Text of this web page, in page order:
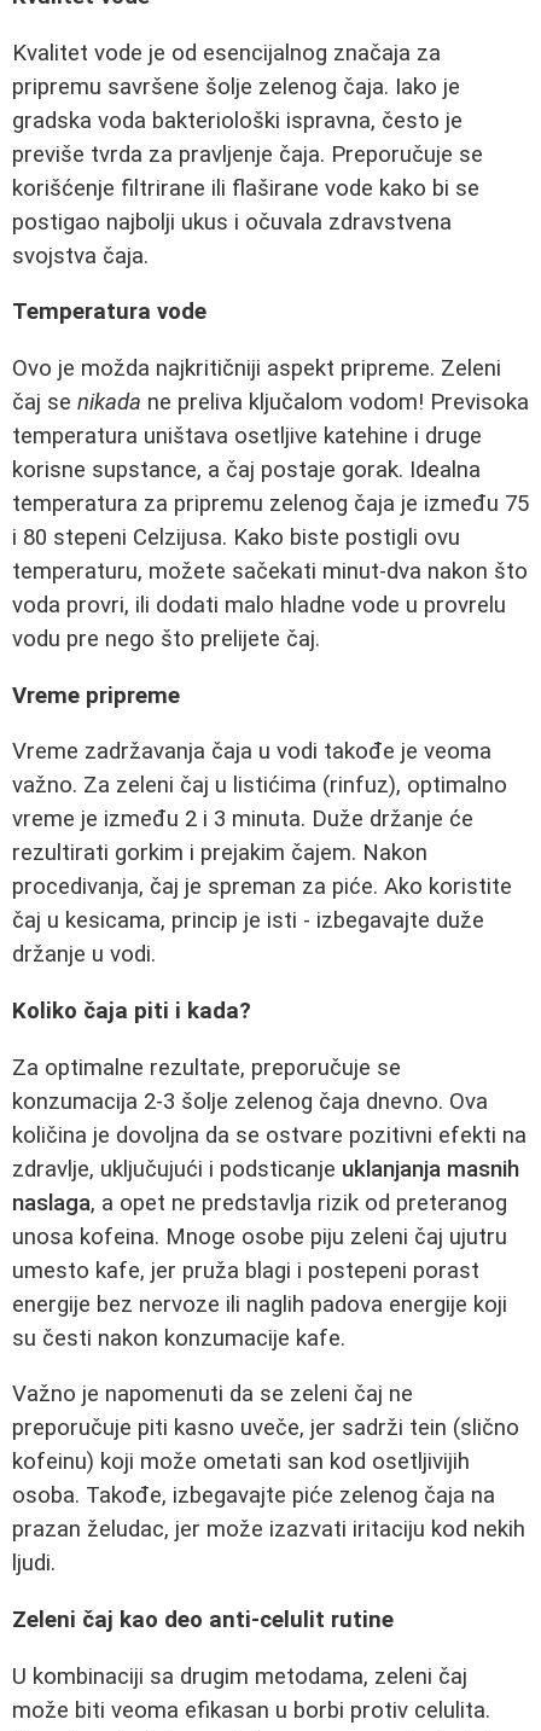
Kvalitet vode je od esencijalnog značaja za
pripremu savršene šolje zelenog čaja. Iako je
gradska voda bakteriološki ispravna, često je
previše tvrda za pravljenje čaja. Preporučuje se
korišćenje filtrirane ili flaširane vode kako bi se
postigao najbolji ukus i očuvala zdravstvena
svojstva čaja.
Temperatura vode
Ovo je možda najkritičniji aspekt pripreme. Zeleni
čaj se nikada ne preliva ključalom vodom! Previsoka
temperatura uništava osetljive katehine i druge
korisne supstance, a čaj postaje gorak. Idealna
temperatura za pripremu zelenog čaja je između 75
i 80 stepeni Celzijusa. Kako biste postigli ovu
temperaturu, možete sačekati minut-dva nakon što
voda provri, ili dodati malo hladne vode u provrelu
vodu pre nego što prelijete čaj.
Vreme pripreme
Vreme zadržavanja čaja u vodi takođe je veoma
važno. Za zeleni čaj u listićima (rinfuz), optimalno
vreme je između 2 i 3 minuta. Duže držanje će
rezultirati gorkim i prejakim čajem. Nakon
procedivanja, čaj je spreman za piće. Ako koristite
čaj u kesicama, princip je isti - izbegavajte duže
držanje u vodi.
Koliko čaja piti i kada?
Za optimalne rezultate, preporučuje se
konzumacija 2-3 šolje zelenog čaja dnevno. Ova
količina je dovoljna da se ostvare pozitivni efekti na
zdravlje, uključujući i podsticanje uklanjanja masnih
naslaga, a opet ne predstavlja rizik od preteranog
unosa kofeina. Mnoge osobe piju zeleni čaj ujutru
umesto kafe, jer pruža blagi i postepeni porast
energije bez nervoze ili naglih padova energije koji
su česti nakon konzumacije kafe.
Važno je napomenuti da se zeleni čaj ne
preporučuje piti kasno uveče, jer sadrži tein (slično
kofeinu) koji može ometati san kod osetljivijih
osoba. Takođe, izbegavajte piće zelenog čaja na
prazan želudac, jer može izazvati iritaciju kod nekih
ljudi.
Zeleni čaj kao deo anti-celulit rutine
U kombinaciji sa drugim metodama, zeleni čaj
može biti veoma efikasan u borbi protiv celulita.